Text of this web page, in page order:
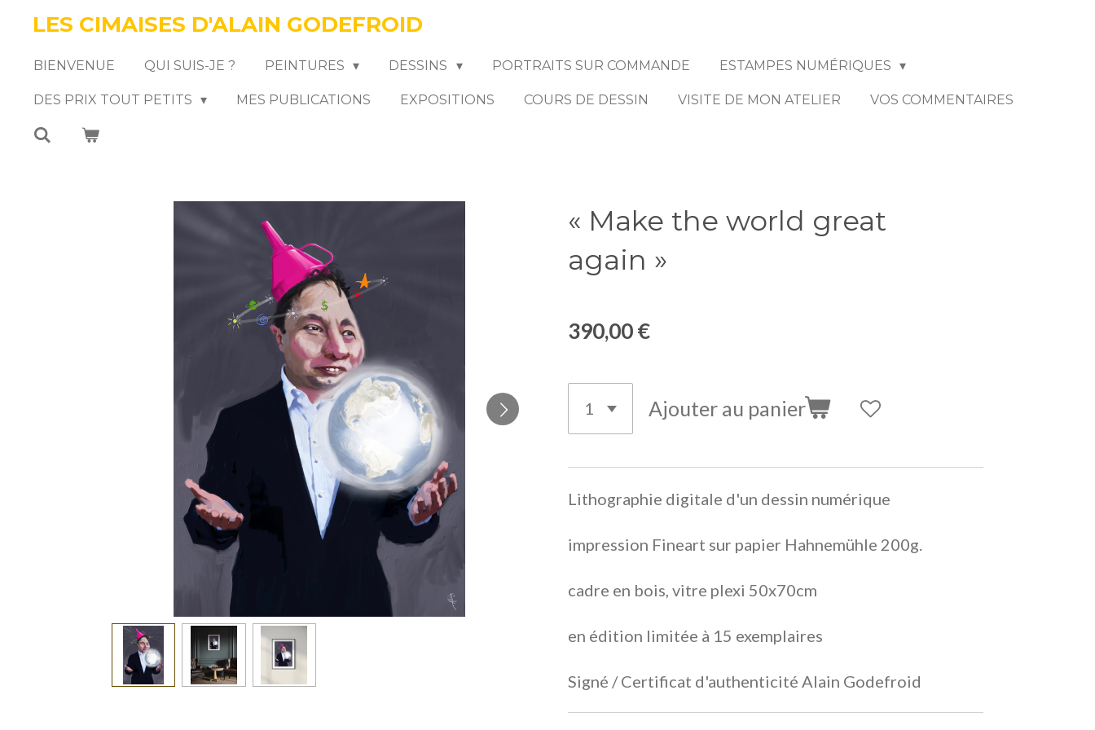
Passer
principal
LES CIMAISES D'ALAIN GODEFROID
BIENVENUE QUI SUIS-JE ? PEINTURES DESSINS PORTRAITS SUR COMMANDE ESTAMPES NUMÉRIQUES
DES PRIX TOUT PETITS MES PUBLICATIONS EXPOSITIONS COURS DE DESSIN VISITE DE MON ATELIER VOS COMMENTAIRES
« Make the world great
again »
390,00 €
Ajouter au panier
Lithographie digitale d'un dessin numérique
impression Fineart sur papier Hahnemühle 200g.
cadre en bois, vitre plexi 50x70cm
en édition limitée à 15 exemplaires
Signé / Certificat d'authenticité Alain Godefroid